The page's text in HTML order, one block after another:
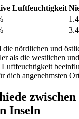
Luftfeuchtigkeit
die nördlichen und
als die westlichen
dich angenehmsten
zwischen
Inseln